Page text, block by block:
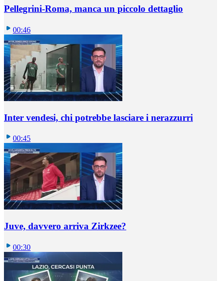
Pellegrini-Roma, manca un piccolo dettaglio
00:46
Inter vendesi, chi potrebbe lasciare i nerazzurri
00:45
Juve, davvero arriva Zirkzee?
00:30